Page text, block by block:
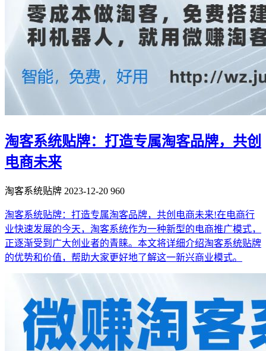
淘客系统贴牌：打造专属淘客品牌，共创
电商未来
淘客系统贴牌 2023-12-20 960
淘客系统贴牌：打造专属淘客品牌，共创电商未来!在电商行
业快速发展的今天，淘客系统作为一种新型的电商推广模式，
正逐渐受到广大创业者的青睐。本文将详细介绍淘客系统贴牌
的优势和价值，帮助大家更好地了解这一新兴商业模式。